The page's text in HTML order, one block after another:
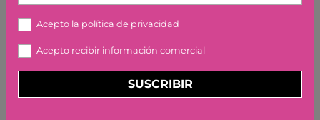
VESTIDO FENNE SOUZA
Acepto la política de privacidad
Acepto recibir información comercial
SUSCRIBIR